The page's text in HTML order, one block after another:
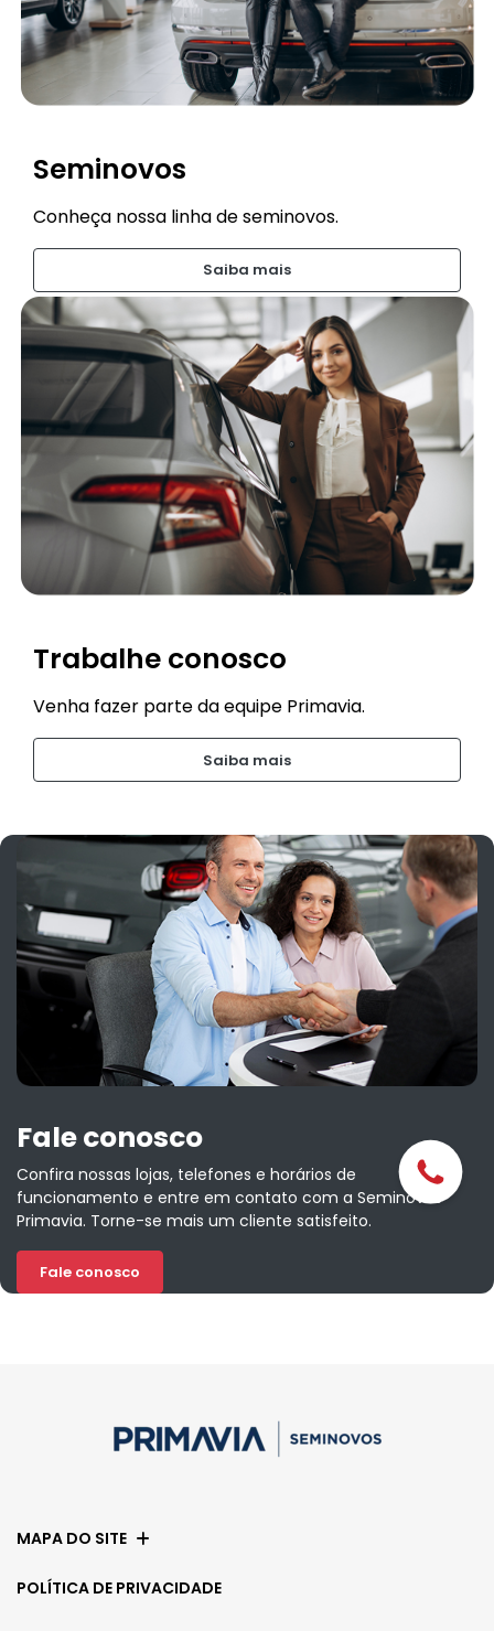
Seminovos
Conheça nossa linha de seminovos.
Saiba mais
Trabalhe conosco
Venha fazer parte da equipe Primavia.
Saiba mais
Fale conosco
Confira nossas lojas, telefones e horários de
funcionamento e entre em contato com a Seminovos
Primavia. Torne-se mais um cliente satisfeito.
Fale conosco
MAPA DO SITE
POLÍTICA DE PRIVACIDADE